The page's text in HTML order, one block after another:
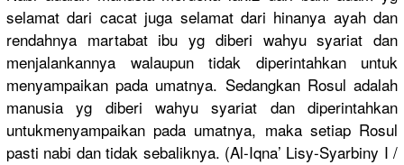
selamat dari cacat juga selamat dari hinanya ayah dan
rendahnya martabat ibu yg diberi wahyu syariat dan
menjalankannya walaupun tidak diperintahkan untuk
menyampaikan pada umatnya. Sedangkan Rosul adalah
manusia yg diberi wahyu syariat dan diperintahkan
untukmenyampaikan pada umatnya, maka setiap Rosul
pasti nabi dan tidak sebaliknya. (Al-Iqna’ Lisy-Syarbiny I /